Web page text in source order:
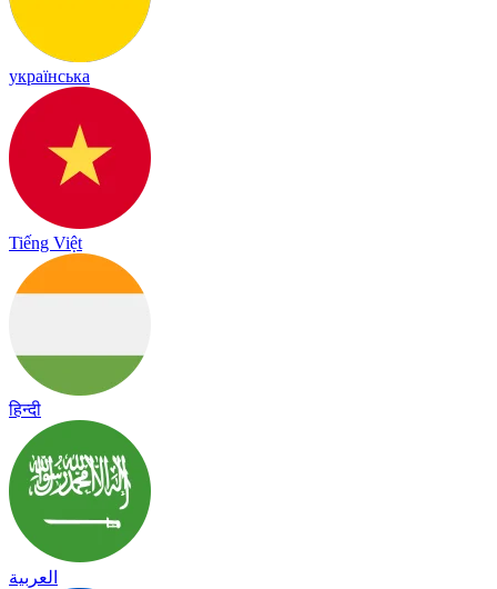
українська
Tiếng Việt
हिन्दी
العربية